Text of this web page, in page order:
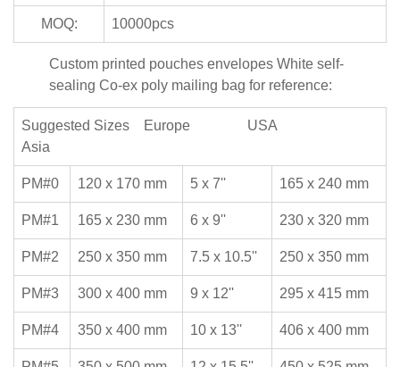
MOQ: 10000pcs
Custom printed pouches envelopes White self-
sealing Co-ex poly mailing bag for reference:
Suggested Sizes Europe USA
Asia
PM#0 120 x 170 mm 5 x 7'' 165 x 240 mm
PM#1 165 x 230 mm 6 x 9'' 230 x 320 mm
PM#2 250 x 350 mm 7.5 x 10.5'' 250 x 350 mm
PM#3 300 x 400 mm 9 x 12'' 295 x 415 mm
PM#4 350 x 400 mm 10 x 13'' 406 x 400 mm